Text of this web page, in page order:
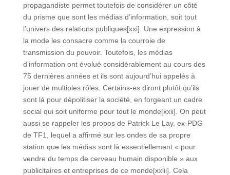
propagandiste permet toutefois de considérer un côté
du prisme que sont les médias d’information, soit tout
l’univers des relations publiques[xxi]. Une expression à
la mode les consacre comme la courroie de
transmission du pouvoir. Toutefois, les médias
d’information ont évolué considérablement au cours des
75 dernières années et ils sont aujourd’hui appelés à
jouer de multiples rôles. Certains-es diront plutôt qu’ils
sont là pour dépolitiser la société, en forgeant un cadre
social qui soit uniforme pour tout le monde[xxii]. On peut
aussi se rappeler les propos de Patrick Le Lay, ex-PDG
de TF1, lequel a affirmé sur les ondes de sa propre
station que les médias sont là essentiellement « pour
vendre du temps de cerveau humain disponible » aux
publicitaires et entreprises de ce monde[xxiii]. Cela